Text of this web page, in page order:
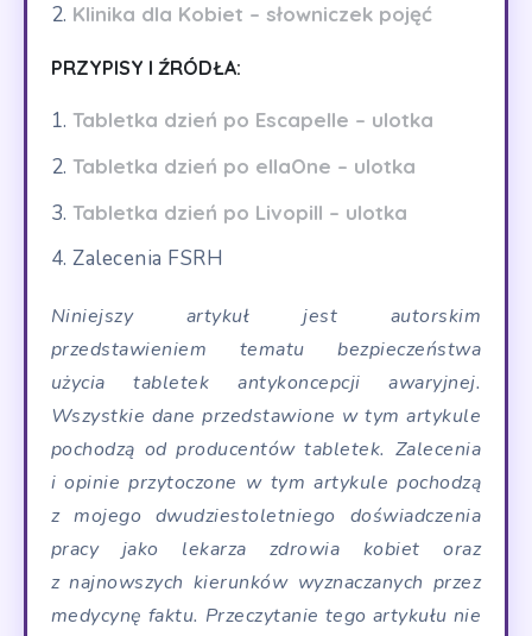
Klinika dla Kobiet – słowniczek pojęć
PRZYPISY I ŹRÓDŁA:
Tabletka dzień po Escapelle – ulotka
Tabletka dzień po ellaOne – ulotka
Tabletka dzień po Livopill – ulotka
Zalecenia FSRH
Niniejszy artykuł jest autorskim
przedstawieniem tematu bezpieczeństwa
użycia tabletek antykoncepcji awaryjnej.
Wszystkie dane przedstawione w tym artykule
pochodzą od producentów tabletek. Zalecenia
i opinie przytoczone w tym artykule pochodzą
z mojego dwudziestoletniego doświadczenia
pracy jako lekarza zdrowia kobiet oraz
z najnowszych kierunków wyznaczanych przez
medycynę faktu. Przeczytanie tego artykułu nie